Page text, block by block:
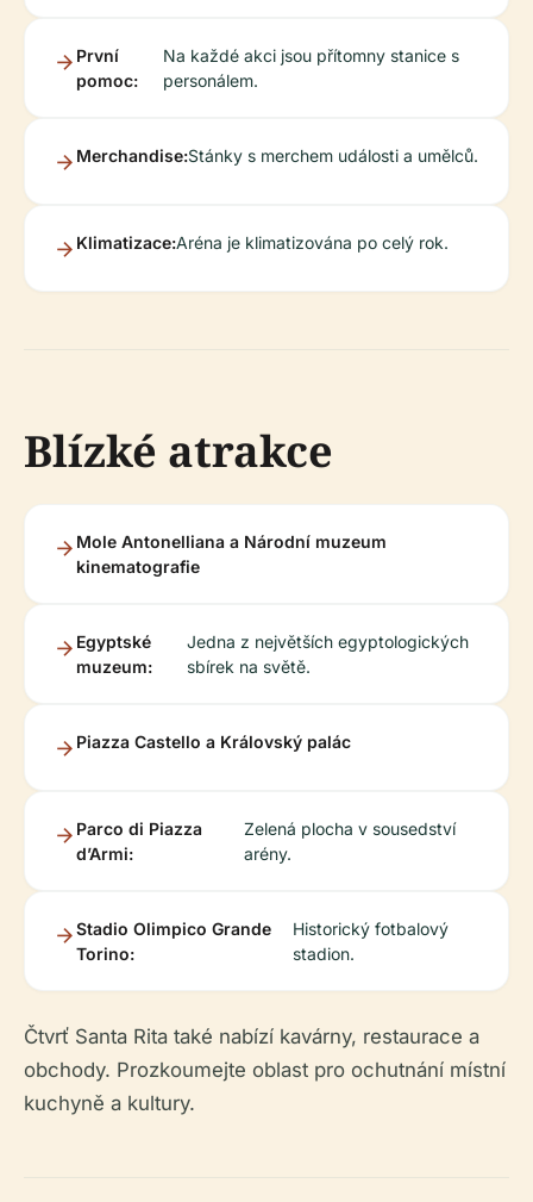
První
pomoc:
Na každé akci jsou přítomny stanice s
personálem.
Merchandise:Stánky s merchem události a umělců.
Klimatizace:Aréna je klimatizována po celý rok.
Blízké atrakce
Mole Antonelliana a Národní muzeum
kinematografie
Egyptské
muzeum:
Jedna z největších egyptologických
sbírek na světě.
Piazza Castello a Královský palác
Parco di Piazza
d’Armi:
Zelená plocha v sousedství
arény.
Stadio Olimpico Grande
Torino:
Historický fotbalový
stadion.
Čtvrť Santa Rita také nabízí kavárny, restaurace a
obchody. Prozkoumejte oblast pro ochutnání místní
kuchyně a kultury.